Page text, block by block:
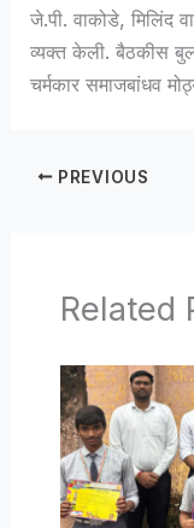
जे.पी. वाकोडे, मिलिंद
व्यक्त केली. बैठकीस
चर्मकार समाजबांधव
PREVIOUS
Related